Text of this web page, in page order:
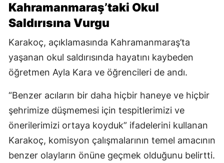
Kahramanmaraş’taki Okul
Saldırısına Vurgu
Karakoç, açıklamasında Kahramanmaraş’ta
yaşanan okul saldırısında hayatını kaybeden
öğretmen Ayla Kara ve öğrencileri de andı.
“Benzer acıların bir daha hiçbir haneye ve hiçbir
şehrimize düşmemesi için tespitlerimizi ve
önerilerimizi ortaya koyduk” ifadelerini kullanan
Karakoç, komisyon çalışmalarının temel amacının
benzer olayların önüne geçmek olduğunu belirtti.